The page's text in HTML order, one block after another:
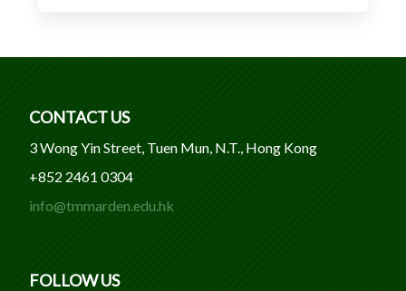
CONTACT US
3 Wong Yin Street, Tuen Mun, N.T., Hong Kong
+852 2461 0304
info@tmmarden.edu.hk
FOLLOW US